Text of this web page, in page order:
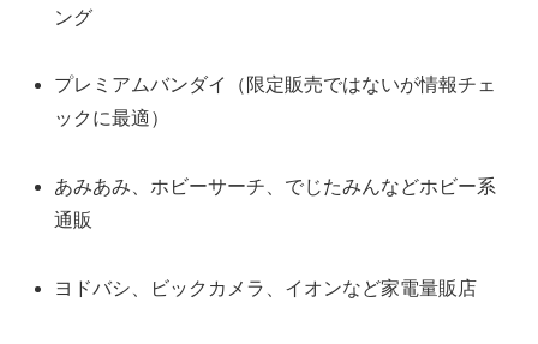
ング
プレミアムバンダイ（限定販売ではないが情報チェ
ックに最適）
あみあみ、ホビーサーチ、でじたみんなどホビー系
通販
ヨドバシ、ビックカメラ、イオンなど家電量販店